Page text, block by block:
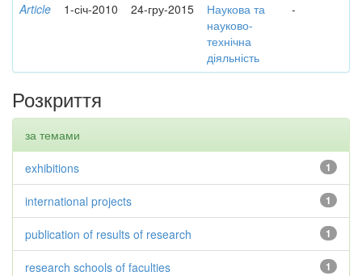
Article 1-січ-2010 24-гру-2015
Наукова та
науково-
технічна
діяльність
-
Розкриття
за темами
1
exhibitions
1
international projects
1
publication of results of research
1
research schools of faculties